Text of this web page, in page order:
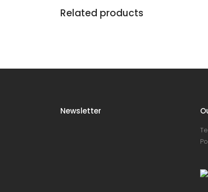
Related products
Newsletter